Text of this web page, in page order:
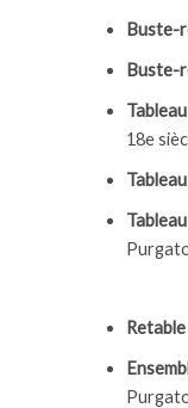
Buste-
Buste-
Tableau
18e
Tableau
Tableau
Retable